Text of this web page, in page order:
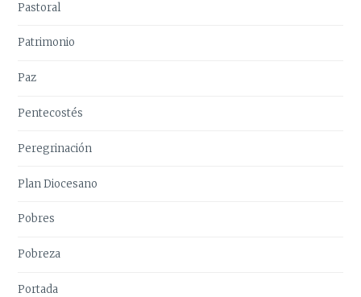
Pastoral
Patrimonio
Paz
Pentecostés
Peregrinación
Plan Diocesano
Pobres
Pobreza
Portada